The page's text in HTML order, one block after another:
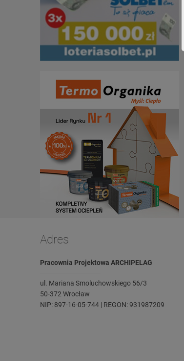
Adres
Pracownia Projektowa ARCHIPELAG
ul. Mariana Smoluchowskiego 56/3
50-372 Wrocław
NIP: 897-16-05-744 | REGON: 931987209